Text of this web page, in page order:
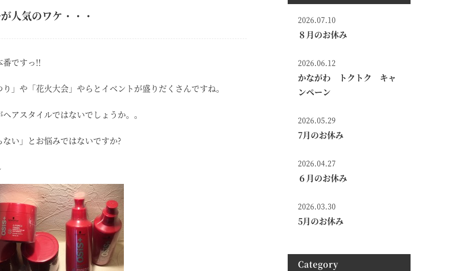
人気のワケ・・・
番ですっ!!
」や「花火大会」やらとイベントが盛りだくさんですね。
アスタイルではないでしょうか。。
い」とお悩みではないですか?
2026.07.10
８月のお休み
2026.06.12
かながわ トクトク キャ
ンペーン
2026.05.29
7月のお休み
2026.04.27
６月のお休み
2026.03.30
5月のお休み
Category